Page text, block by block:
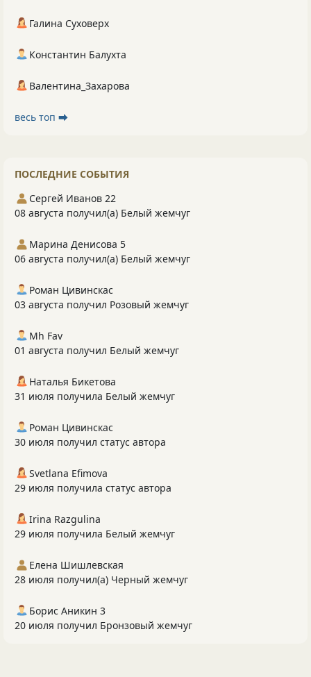
Галина Суховерх
Константин Балухта
Валентина_Захарова
весь топ ⮕
ПОСЛЕДНИЕ СОБЫТИЯ
Сергей Иванов 22
08 августа получил(а) Белый жемчуг
Марина Денисова 5
06 августа получил(а) Белый жемчуг
Роман Цивинскас
03 августа получил Розовый жемчуг
Mh Fav
01 августа получил Белый жемчуг
Наталья Бикетова
31 июля получила Белый жемчуг
Роман Цивинскас
30 июля получил статус автора
Svetlana Efimova
29 июля получила статус автора
Irina Razgulina
29 июля получила Белый жемчуг
Елена Шишлевская
28 июля получил(а) Черный жемчуг
Борис Аникин 3
20 июля получил Бронзовый жемчуг